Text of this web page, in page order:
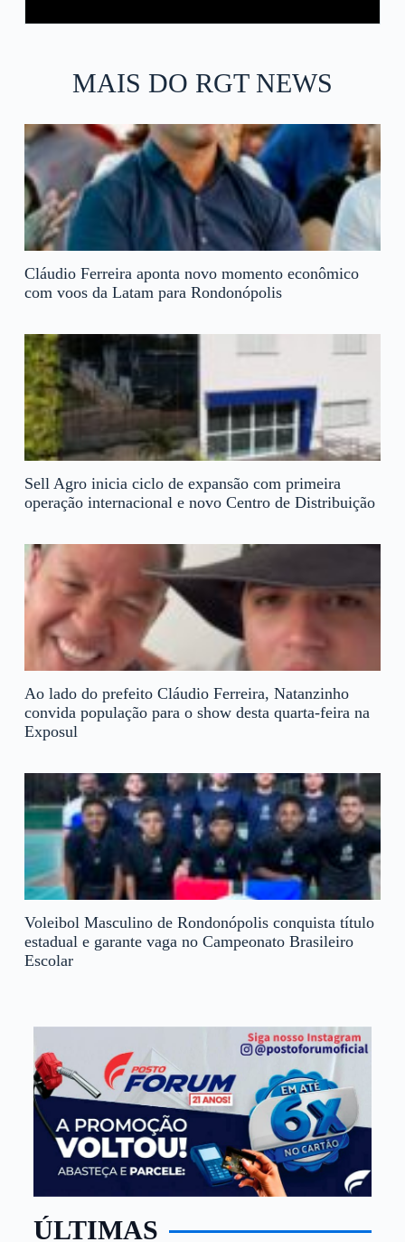
MAIS DO RGT NEWS
Cláudio Ferreira aponta novo momento econômico
com voos da Latam para Rondonópolis
Sell Agro inicia ciclo de expansão com primeira
operação internacional e novo Centro de Distribuição
Ao lado do prefeito Cláudio Ferreira, Natanzinho
convida população para o show desta quarta-feira na
Exposul
Voleibol Masculino de Rondonópolis conquista título
estadual e garante vaga no Campeonato Brasileiro
Escolar
ÚLTIMAS